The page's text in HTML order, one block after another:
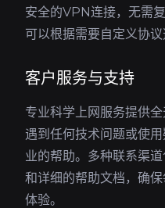
安全的VPN连接，无需
可以根据需要自定义协议
客户服务与支持
专业科学上网服务提供
遇到任何技术问题或使
业的帮助。多种联系渠
和详细的帮助文档，确
体验。